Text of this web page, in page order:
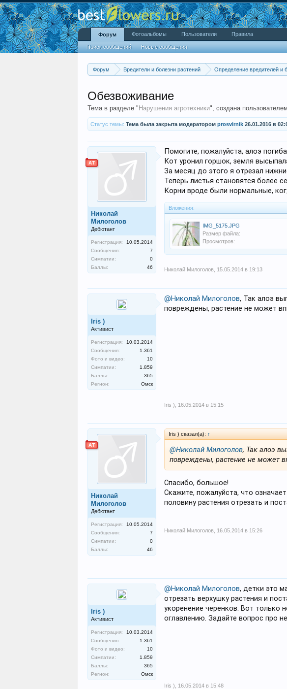
Форум Вредители и болезни растений Определение вредителей и
Обезвоживание
Тема в разделе " Нарушения агротехники", создана пользователем
Статус темы: Тема была закрыта модератором prosvirnik 26.01.2016 в
АТ
Николай
Милоголов
Дебютант
Регистрация:
10.05.2014
Сообщения:
7
Симпатии:
0
Баллы:
46
Помогите, пожалуйста, алоэ
Кот уронил горшок, земля
За месяц до этого я отрезал
Теперь листья становятся более
Корни вроде были нормальные,
Вложения:
IMG_5175.JPG
Размер файла:
Просмотров:
Николай Милоголов 15.05.2014 в 19:13
Iris )
Активист
Регистрация:
10.03.2014
Сообщения:
1.361
Фото и видео:
10
Симпатии:
1.859
Баллы:
365
Регион:
Омск
@Николай Милоголов, Так алоэ
повреждены, растение не может
Iris )
16.05.2014 в 15:15
АТ
Николай
Милоголов
Дебютант
Регистрация:
10.05.2014
Сообщения:
7
Симпатии:
0
Баллы:
46
Iris ) сказал(а): ↑
@Николай Милоголов, Так алоэ
повреждены, растение не может
Спасибо, большое!
Скажите, пожалуйста, что
половину растения отрезать и
Николай Милоголов 16.05.2014 в 15:26
Iris )
Активист
Регистрация:
10.03.2014
Сообщения:
1.361
Фото и видео:
10
Симпатии:
1.859
Баллы:
365
Регион:
Омск
@Николай Милоголов, детки это
отрезать верхушку растения и
укоренение черенков. Вот только
оглавлению. Задайте вопрос про
Iris ) 16.05.2014 в 15:48
Форум
Поиск сообщений Новые сообщения
Фотоальбомы Пользователи Правила